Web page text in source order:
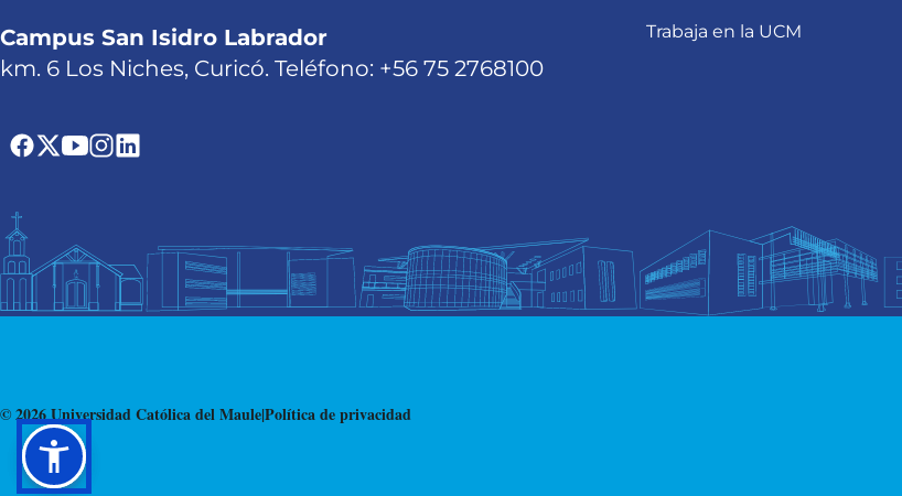
Campus San Isidro Labrador
km. 6 Los Niches, Curicó. Teléfono: +56 75 2768100
Trabaja en la UCM
© 2026 Universidad Católica del Maule|Política de privacidad